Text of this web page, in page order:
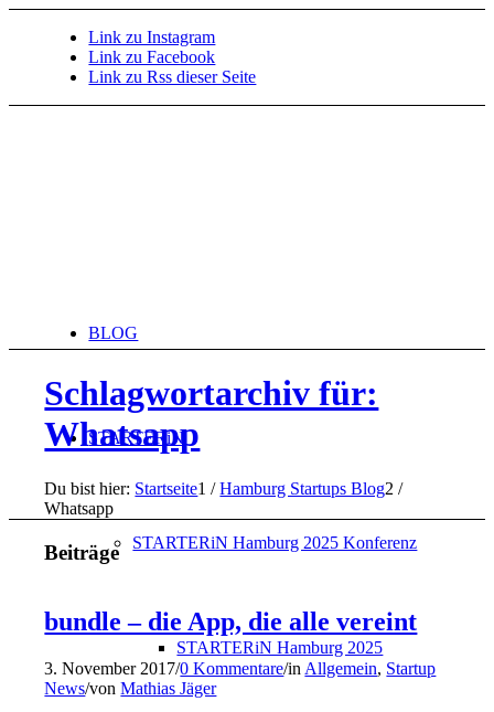
Link zu Instagram
Link zu Facebook
Link zu Rss dieser Seite
BLOG
STARTERiN
STARTERiN Hamburg 2025 Konferenz
STARTERiN Hamburg 2025
Schlagwortarchiv für:
Whatsapp
Du bist hier: Startseite1 / Hamburg Startups Blog2 /
Whatsapp
Beiträge
bundle – die App, die alle vereint
3. November 2017/0 Kommentare/in Allgemein, Startup
News/vonMathias Jäger